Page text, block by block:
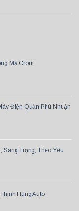
Mạ Crom
Điện Quận Phú Nhuận
Sang Trọng, Theo Yêu
Hùng Auto